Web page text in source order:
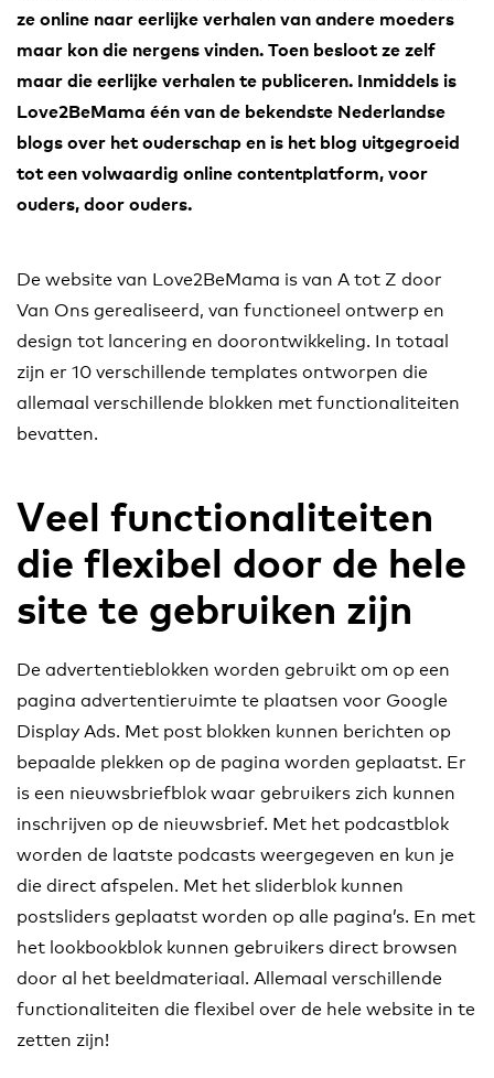
ze online naar eerlijke verhalen van andere moeders
maar kon die nergens vinden. Toen besloot ze zelf
maar die eerlijke verhalen te publiceren. Inmiddels is
Love2BeMama één van de bekendste Nederlandse
blogs over het ouderschap en is het blog uitgegroeid
tot een volwaardig online contentplatform, voor
ouders, door ouders.
De website van Love2BeMama is van A tot Z door
Van Ons gerealiseerd, van functioneel ontwerp en
design tot lancering en doorontwikkeling. In totaal
zijn er 10 verschillende templates ontworpen die
allemaal verschillende blokken met functionaliteiten
bevatten.
Veel functionaliteiten
die flexibel door de hele
site te gebruiken zijn
De advertentieblokken worden gebruikt om op een
pagina advertentieruimte te plaatsen voor Google
Display Ads. Met post blokken kunnen berichten op
bepaalde plekken op de pagina worden geplaatst. Er
is een nieuwsbriefblok waar gebruikers zich kunnen
inschrijven op de nieuwsbrief. Met het podcastblok
worden de laatste podcasts weergegeven en kun je
die direct afspelen. Met het sliderblok kunnen
postsliders geplaatst worden op alle pagina’s. En met
het lookbookblok kunnen gebruikers direct browsen
door al het beeldmateriaal. Allemaal verschillende
functionaliteiten die flexibel over de hele website in te
zetten zijn!